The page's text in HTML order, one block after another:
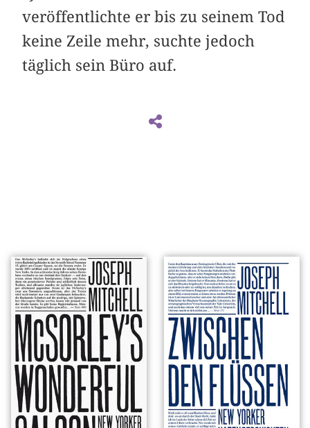
veröffentlichte er bis zu seinem Tod
keine Zeile mehr, suchte jedoch
täglich sein Büro auf.